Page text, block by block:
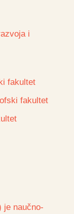
i
fakultet
fakultet
je naučno-